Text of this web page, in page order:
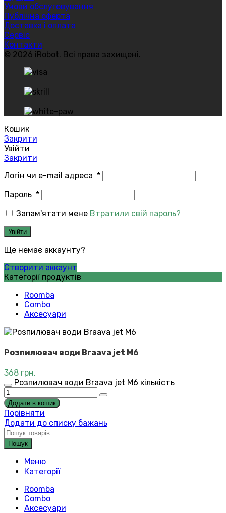
Умови обслуговування
Публічна оферта
Доставка і оплата
Сервіс
Контакти
© 2026 iRobot. Всі права захищені.
Кошик
Закрити
Увійти
Закрити
Логін чи e-mail адреса *
Пароль *
Запам'ятати мене Втратили свій пароль?
Увійти
Ще немає аккаунту?
Створити аккаунт
Категорії продуктів
Roomba
Combo
Аксесуари
Розпилювач води Braava jet M6
368 грн.
Розпилювач води Braava jet M6 кількість
Додати в кошик
Порівняти
Додати до списку бажань
Пошук
Меню
Категорії
Roomba
Combo
Аксесуари